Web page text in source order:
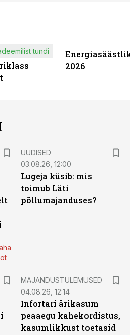
tundi
2026
UUDISED
03.08.26, 12:00
Lugeja küsib: mis
toimub Läti
põllumajanduses?
MAJANDUSTULEMUSED
04.08.26, 12:14
Infortari ärikasum
peaaegu kahekordistus,
kasumlikkust toetasid